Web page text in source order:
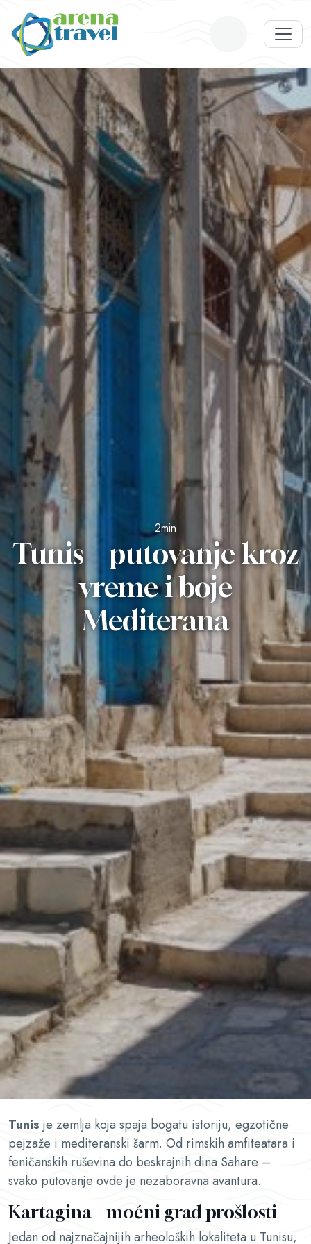
2min
Tunis – putovanje kroz
vreme i boje
Mediterana
Tunis je zemlja koja spaja bogatu istoriju, egzotične
pejzaže i mediteranski šarm. Od rimskih amfiteatara i
feničanskih ruševina do beskrajnih dina Sahare –
svako putovanje ovde je nezaboravna avantura.
Kartagina – moćni grad prošlosti
Jedan od najznačajnijih arheoloških lokaliteta u Tunisu,